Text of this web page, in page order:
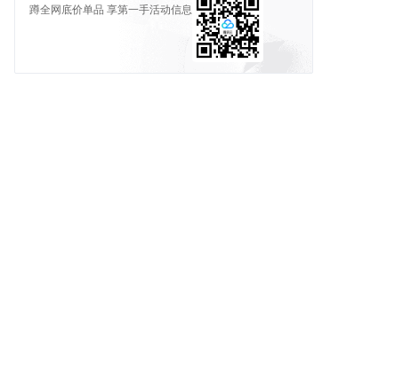
蹲全网底价单品 享第一手活动信息